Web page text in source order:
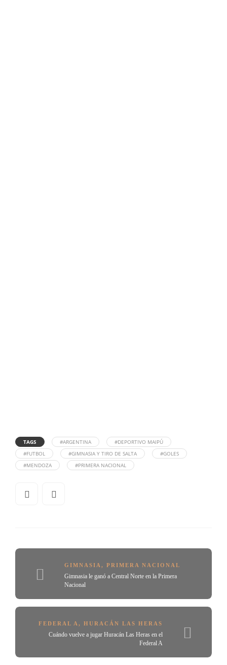
TAGS #ARGENTINA
#DEPORTIVO MAIPÚ
#FUTBOL
#GIMNASIA Y TIRO DE SALTA
#GOLES
#MENDOZA
#PRIMERA NACIONAL
GIMNASIA , PRIMERA NACIONAL
Gimnasia le ganó a Central Norte en la Primera
Nacional
FEDERAL A , HURACÁN LAS HERAS
Cuándo vuelve a jugar Huracán Las Heras en el
Federal A